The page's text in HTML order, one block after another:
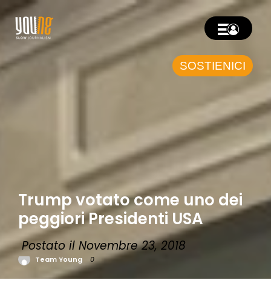
SOSTIENICI
Trump votato come uno dei
peggiori Presidenti USA
Postato il Novembre 23, 2018
Team Young 0